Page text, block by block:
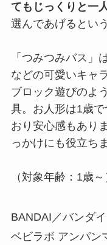
てもじっくりと一
選んであげるとい
「つみつみバス」
などの可愛いキャ
ブロック遊びのよ
具。お人形は1歳
おり安心感もあり
っかけにも役立ち
（対象年齢：1歳～
BANDAI／バンダイ
ベビラボ アンパン